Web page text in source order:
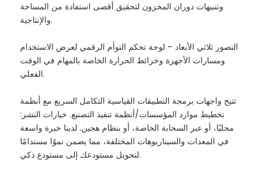
وتنبيهات دوران المخزون لتحقيق أقصى استفادة من المساحة
والإنتاجية.
التصور ثلاثي الأبعاد – لوحة تحكم التوأم الرقمي لعرض الاستخدام
ومسارات الأجهزة وخرائط الحرارة الخاصة بالمهام في الوقت
الفعلي.
تتيح واجهات برمجة التطبيقات القياسية التكامل السريع مع أنظمة
تخطيط موارد المؤسسات/أنظمة تنفيذ التصنيع. خيارات النشر:
محليًا، أو عبر السحابة الخاصة، أو بنظام هجين. لدينا خبرة واسعة
في المعدات والسيناريوهات المختلفة، مما يضمن نموًا مستدامًا
لتحويل مستودعك إلى مستودع ذكي.